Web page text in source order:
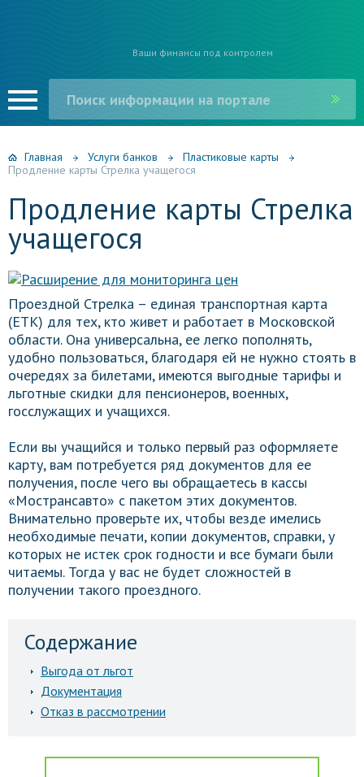
Ваши финансы под контролем
Главная Услуги банков
Пластиковые карты
Продление карты Стрелка учащегося
Продление карты Стрелка
учащегося
Проездной Стрелка – единая транспортная карта
(ЕТК) для тех, кто живет и работает в Московской
области. Она универсальна, ее легко пополнять,
удобно пользоваться, благодаря ей не нужно стоять в
очередях за билетами, имеются выгодные тарифы и
льготные скидки для пенсионеров, военных,
госслужащих и учащихся.
Если вы учащийся и только первый раз оформляете
карту, вам потребуется ряд документов для ее
получения, после чего вы обращаетесь в кассы
«Мострансавто» с пакетом этих документов.
Внимательно проверьте их, чтобы везде имелись
необходимые печати, копии документов, справки, у
которых не истек срок годности и все бумаги были
читаемы. Тогда у вас не будет сложностей в
получении такого проездного.
Содержание
Выгода от льгот
Документация
Отказ в рассмотрении